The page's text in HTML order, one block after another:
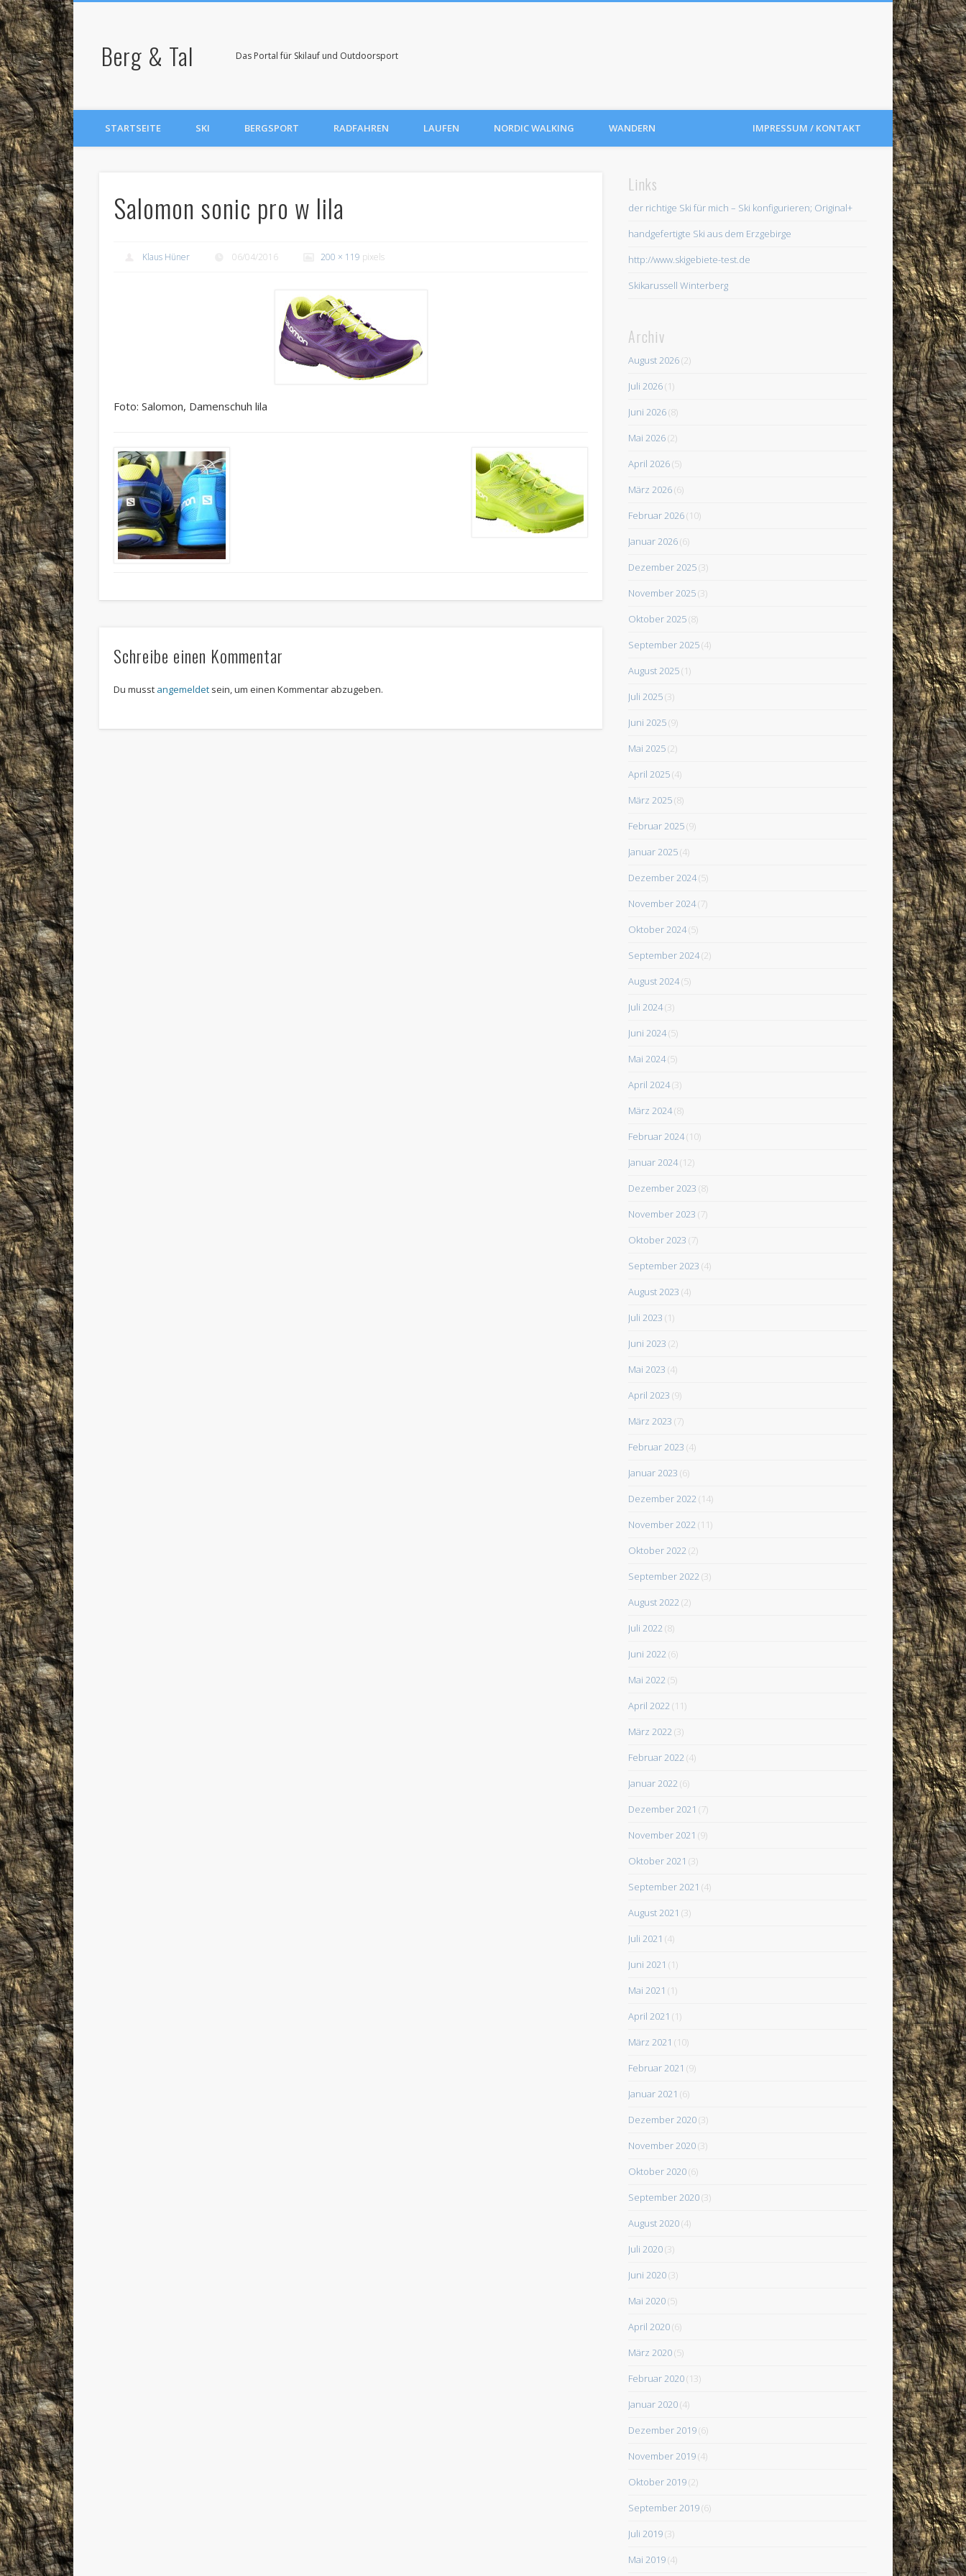
Berg & Tal Das Portal für Skilauf und Outdoorsport
STARTSEITE SKI BERGSPORT RADFAHREN IMPRESSUM / KONTAKT
LAUFEN NORDIC WALKING WANDERN
Salomon sonic pro w lila
Klaus Hüner 06/04/2016 200 × 119 pixels
Foto: Salomon, Damenschuh lila
Schreibe einen Kommentar
Du musst angemeldet sein, um einen Kommentar abzugeben.
Links
der richtige Ski für mich – Ski konfigurieren; Original+
handgefertigte Ski aus dem Erzgebirge
http://www.skigebiete-test.de
Skikarussell Winterberg
Archiv
August 2026(2)
Juli 2026(1)
Juni 2026(8)
Mai 2026(2)
April 2026(5)
März 2026(6)
Februar 2026(10)
Januar 2026(6)
Dezember 2025(3)
November 2025(3)
Oktober 2025(8)
September 2025(4)
August 2025(1)
Juli 2025(3)
Juni 2025(9)
Mai 2025(2)
April 2025(4)
März 2025(8)
Februar 2025(9)
Januar 2025(4)
Dezember 2024(5)
November 2024(7)
Oktober 2024(5)
September 2024(2)
August 2024(5)
Juli 2024(3)
Juni 2024(5)
Mai 2024(5)
April 2024(3)
März 2024(8)
Februar 2024(10)
Januar 2024(12)
Dezember 2023 (8)
November 2023 (7)
Oktober 2023 (7)
September 2023 (4)
August 2023 (4)
Juli 2023 (1)
Juni 2023 (2)
Mai 2023 (4)
April 2023 (9)
März 2023 (7)
Februar 2023 (4)
Januar 2023 (6)
Dezember 2022 (14)
November 2022 (11)
Oktober 2022 (2)
September 2022 (3)
August 2022 (2)
Juli 2022 (8)
Juni 2022 (6)
Mai 2022 (5)
April 2022 (11)
März 2022 (3)
Februar 2022 (4)
Januar 2022 (6)
Dezember 2021 (7)
November 2021 (9)
Oktober 2021 (3)
September 2021 (4)
August 2021 (3)
Juli 2021 (4)
Juni 2021 (1)
Mai 2021 (1)
April 2021 (1)
März 2021 (10)
Februar 2021 (9)
Januar 2021 (6)
Dezember 2020(3)
November 2020(3)
Oktober 2020(6)
September 2020(3)
August 2020(4)
Juli 2020(3)
Juni 2020(3)
Mai 2020(5)
April 2020(6)
März 2020(5)
Februar 2020(13)
Januar 2020(4)
Dezember 2019(6)
November 2019(4)
Oktober 2019(2)
September 2019(6)
Juli 2019(3)
Mai 2019(4)